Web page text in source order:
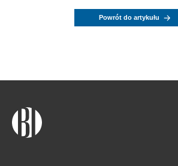
Powrót do artykułu